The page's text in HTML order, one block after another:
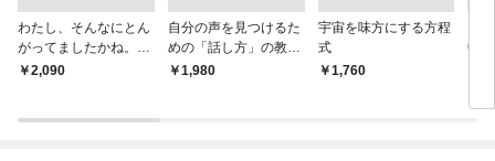
わたし、そんなにとん
がってましたかね。
獅子座、Ａ型、丙午は
￥2,090
自分の声を見つけるた
めの「話し方」の教
室 Ｏｒａｃｙ（オラ
￥1,980
宇宙を味方にする方程
式
￥1,760
中